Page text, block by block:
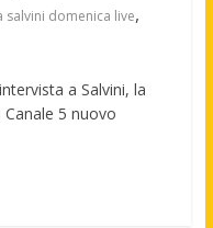
salvini domenica live,
a Salvini, la
Canale 5 nuovo